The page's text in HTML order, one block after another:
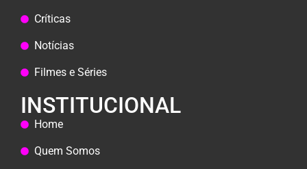
Críticas
Notícias
Filmes e Séries
INSTITUCIONAL
Home
Quem Somos